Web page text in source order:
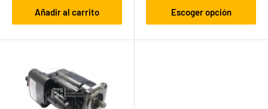
Añadir al carrito Escoger opción